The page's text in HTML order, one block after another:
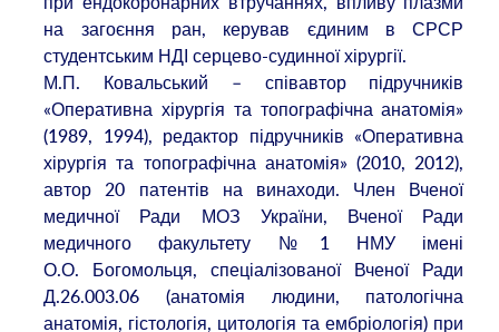
на загоєння ран, керував єдиним в СРСР
студентським НДІ серцево-судинної хірургії.
М.П. Ковальський – співавтор підручників
«Оперативна хірургія та топографічна анатомія»
(1989, 1994), редактор підручників «Оперативна
хірургія та топографічна анатомія» (2010, 2012),
автор 20 патентів на винаходи. Член Вченої
медичної Ради МОЗ України, Вченої Ради
медичного факультету №1 НМУ імені
О.О. Богомольця, спеціалізованої Вченої Ради
Д.26.003.06 (анатомія людини, патологічна
анатомія, гістологія, цитологія та ембріологія) при